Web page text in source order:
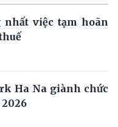
nhất việc tạm hoãn
Ha Na giành chức